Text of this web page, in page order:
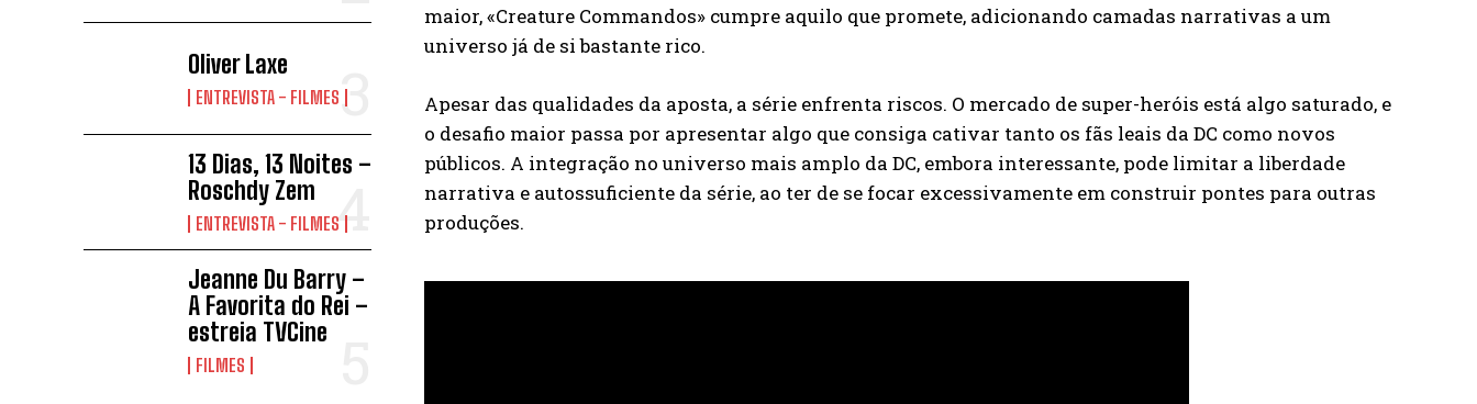
Oliver Laxe
ENTREVISTA - FILMES
13 Dias, 13 Noites –
Roschdy Zem
ENTREVISTA - FILMES
Jeanne Du Barry –
A Favorita do Rei –
estreia TVCine
FILMES
maior, «Creature Commandos» cumpre aquilo que promete, adicionando camadas narrativas a um
universo já de si bastante rico.
Apesar das qualidades da aposta, a série enfrenta riscos. O mercado de super-heróis está algo saturado, e
o desafio maior passa por apresentar algo que consiga cativar tanto os fãs leais da DC como novos
públicos. A integração no universo mais amplo da DC, embora interessante, pode limitar a liberdade
narrativa e autossuficiente da série, ao ter de se focar excessivamente em construir pontes para outras
produções.